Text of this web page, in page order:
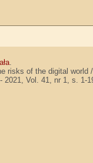
.
risks of the digital
2021, Vol. 41, nr 1, s. 1-